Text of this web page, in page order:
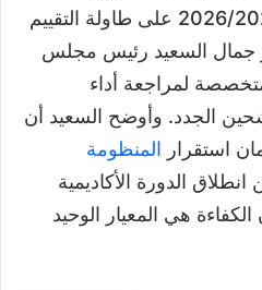
والإدارية للعام الجامعي 2026/2027 على طاولة التقييم
جمال السعيد رئيس مجلس
لمراجعة أداء
الجدد. وأوضح السعيد أن
استقرار المنظومة
الدورة الأكاديمية
هي المعيار الوحيد